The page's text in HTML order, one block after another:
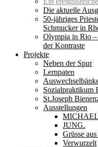
Die aktuelle
50-jähriges
Schmucker in
Olympia in Rio –
der Kontraste
Projekte
Neben der Spur
Lernpaten
Sozialpraktikum
St.Joseph
Ausstellungen
JUNG.
Grüsse
Verwurzelt